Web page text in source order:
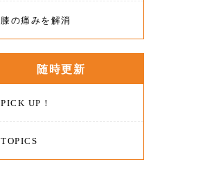
膝の痛みを解消
随時更新
PICK UP！
TOPICS